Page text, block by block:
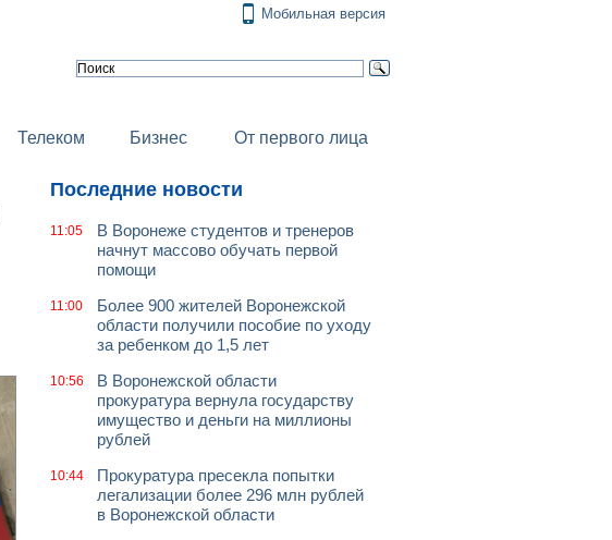
Мобильная версия
Телеком Бизнес От первого лица
Последние новости
11:05
В Воронеже студентов и тренеров
начнут массово обучать первой
помощи
11:00
Более 900 жителей Воронежской
области получили пособие по уходу
за ребенком до 1,5 лет
10:56
В Воронежской области
прокуратура вернула государству
имущество и деньги на миллионы
рублей
10:44
Прокуратура пресекла попытки
легализации более 296 млн рублей
в Воронежской области